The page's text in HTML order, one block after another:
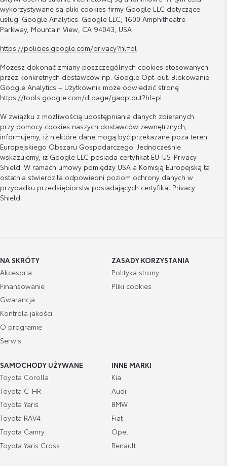
wykorzystywane są pliki cookies firmy Google LLC dotyczące
usługi Google Analytics. Google LLC, 1600 Amphitheatre
Parkway, Mountain View, CA 94043, USA
https://policies.google.com/privacy?hl=pl
Możesz dokonać zmiany poszczególnych cookies stosowanych
przez konkretnych dostawców np. Google Opt-out. Blokowanie
Google Analytics – Użytkownik może odwiedzić stronę
https://tools.google.com/dlpage/gaoptout?hl=pl.
W związku z możliwością udostępniania danych zbieranych
przy pomocy cookies naszych dostawców zewnętrznych,
informujemy, iż niektóre dane mogą być przekazane poza teren
Europejskiego Obszaru Gospodarczego. Jednocześnie
wskazujemy, iż Google LLC posiada certyfikat EU-US-Privacy
Shield. W ramach umowy pomiędzy USA a Komisją Europejską ta
ostatnia stwierdziła odpowiedni poziom ochrony danych w
przypadku przedsiębiorstw posiadających certyfikat Privacy
Shield.
NA SKRÓTY
Akcesoria
Finansowanie
Gwarancja
Kontrola jakości
O programie
Serwis
ZASADY KORZYSTANIA
Polityka strony
Pliki cookies
SAMOCHODY UŻYWANE
Toyota Corolla
Toyota C-HR
Toyota Yaris
Toyota RAV4
Toyota Camry
Toyota Yaris Cross
INNE MARKI
Kia
Audi
BMW
Fiat
Opel
Renault